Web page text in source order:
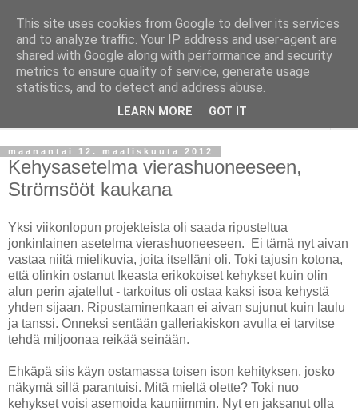
Taloja ja Toiveita
[ Sisustaa ] [ Remontoi ] [ Tuunaa ] [ Haaveilee ] [ Reissaa ]
maanantai 12. maaliskuuta 2012
Kehysasetelma vierashuoneeseen,
Strömsööt kaukana
Yksi viikonlopun projekteista oli saada ripusteltua
jonkinlainen asetelma vierashuoneeseen. Ei tämä nyt aivan
vastaa niitä mielikuvia, joita itselläni oli. Toki tajusin kotona,
että olinkin ostanut Ikeasta erikokoiset kehykset kuin olin
alun perin ajatellut - tarkoitus oli ostaa kaksi isoa kehystä
yhden sijaan. Ripustaminenkaan ei aivan sujunut kuin laulu
ja tanssi. Onneksi sentään galleriakiskon avulla ei tarvitse
tehdä miljoonaa reikää seinään.
Ehkäpä siis käyn ostamassa toisen ison kehityksen, josko
näkymä sillä parantuisi. Mitä mieltä olette? Toki nuo
kehykset voisi asemoida kauniimmin. Nyt en jaksanut olla
This site uses cookies from Google to deliver its services
and to analyze traffic. Your IP address and user-agent are
shared with Google along with performance and security
metrics to ensure quality of service, generate usage
statistics, and to detect and address abuse.
LEARN MORE GOT IT